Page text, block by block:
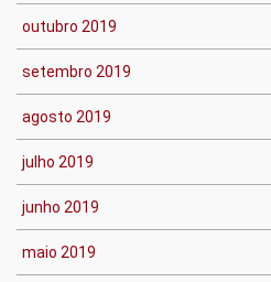
outubro 2019
setembro 2019
agosto 2019
julho 2019
junho 2019
maio 2019